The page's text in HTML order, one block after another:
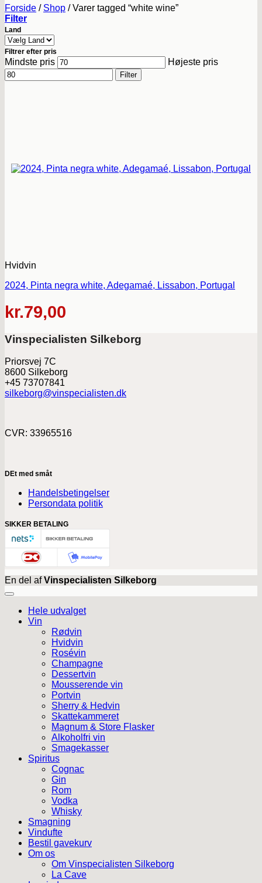
Forside / Shop /Varer tagged “white wine”
Filter
Land
Filtrer efter pris
Mindste pris Højeste pris
Filter
Hvidvin
2024, Pinta negra white, Adegamaé, Lissabon, Portugal
kr.79,00
Vinspecialisten Silkeborg
Priorsvej 7C
8600 Silkeborg
+45 73707841
silkeborg@vinspecialisten.dk
CVR: 33965516
DEt med småt
Handelsbetingelser
Persondata politik
SIKKER BETALING
En del afVinspecialisten Silkeborg
Hele udvalget
Vin
Rødvin
Hvidvin
Rosévin
Champagne
Dessertvin
Mousserende vin
Portvin
Sherry & Hedvin
Skattekammeret
Magnum & Store Flasker
Alkoholfri vin
Smagekasser
Spiritus
Cognac
Gin
Rom
Vodka
Whisky
Smagning
Vindufte
Bestil gavekurv
Om os
Om Vinspecialisten Silkeborg
La Cave